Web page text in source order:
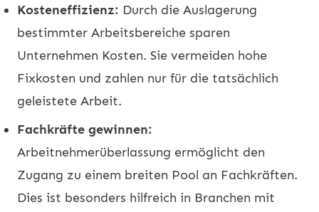
Kosteneffizienz: Durch die Auslagerung
bestimmter Arbeitsbereiche sparen
Unternehmen Kosten. Sie vermeiden hohe
Fixkosten und zahlen nur für die tatsächlich
geleistete Arbeit.
Fachkräfte gewinnen:
Arbeitnehmerüberlassung ermöglicht den
Zugang zu einem breiten Pool an Fachkräften.
Dies ist besonders hilfreich in Branchen mit